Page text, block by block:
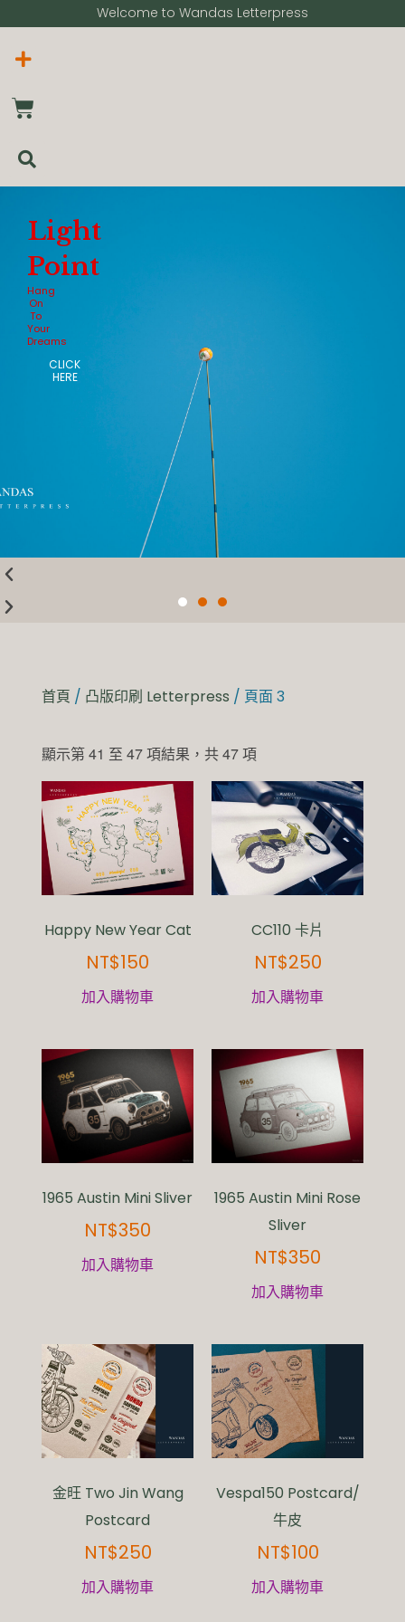
Welcome to Wandas Letterpress​
首頁 / 凸版印刷 Letterpress / 頁面 3
顯示第 41 至 47 項結果，共 47 項
Happy New Year Cat
NT$150
加入購物車
CC110 卡片
NT$250
加入購物車
1965 Austin Mini Sliver
NT$350
加入購物車
1965 Austin Mini Rose
Sliver
NT$350
加入購物車
金旺 Two Jin Wang
Postcard
NT$250
加入購物車
Vespa150 Postcard/
牛皮
NT$100
加入購物車